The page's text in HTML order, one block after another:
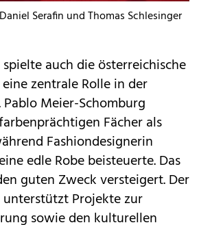
Serafin und Thomas Schlesinger
auch die österreichische
zentrale Rolle in der
Meier-Schomburg
Fächer als
Fashiondesignerin
edle Robe beisteuerte. Das
guten Zweck versteigert. Der
unterstützt Projekte zur
sowie den kulturellen